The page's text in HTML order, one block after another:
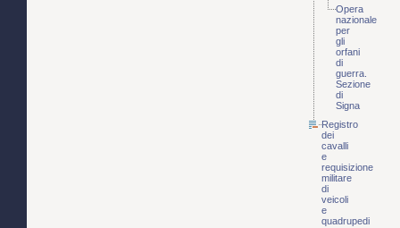
Opera
nazionale
per
gli
orfani
di
guerra.
Sezione
di
Signa
Registro
dei
cavalli
e
requisizione
militare
di
veicoli
e
quadrupedi